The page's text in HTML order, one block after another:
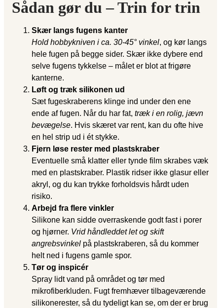
Sådan gør du – Trin for trin
Skær langs fugens kanter
Hold hobbykniven i ca. 30-45° vinkel, og kør langs
hele fugen på begge sider. Skær ikke dybere end
selve fugens tykkelse – målet er blot at frigøre
kanterne.
Løft og træk silikonen ud
Sæt fugeskraberens klinge ind under den ene
ende af fugen. Når du har fat, træk i en rolig, jævn
bevægelse. Hvis skæret var rent, kan du ofte hive
en hel strip ud i ét stykke.
Fjern løse rester med plastskraber
Eventuelle små klatter eller tynde film skrabes væk
med en plastskraber. Plastik ridser ikke glasur eller
akryl, og du kan trykke forholdsvis hårdt uden
risiko.
Arbejd fra flere vinkler
Silikone kan sidde overraskende godt fast i porer
og hjørner. Vrid håndleddet let og skift
angrebsvinkel på plastskraberen, så du kommer
helt ned i fugens gamle spor.
Tør og inspicér
Spray lidt vand på området og tør med
mikrofiberkluden. Fugt fremhæver tilbageværende
silikonerester, så du tydeligt kan se, om der er brug